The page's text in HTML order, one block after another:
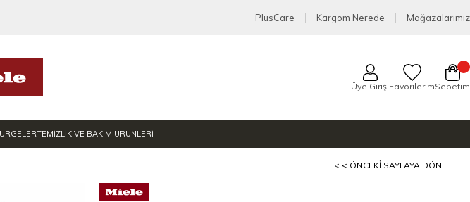
PlusCare Kargom Nerede Mağazalarımız
Üye GirişiFavorilerimSepetim
TEMİZLİK VE BAKIM ÜRÜNLERİ
< < ÖNCEKI SAYFAYA DÖN